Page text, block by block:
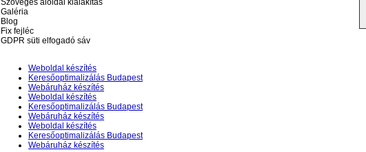
Szöveges aloldal kialakítás
Galéria
Blog
Fix fejléc
GDPR süti elfogadó sáv
Weboldal készítés
Keresőoptimalizálás Budapest
Webáruház készítés
Weboldal készítés
Keresőoptimalizálás Budapest
Webáruház készítés
Weboldal készítés
Keresőoptimalizálás Budapest
Webáruház készítés